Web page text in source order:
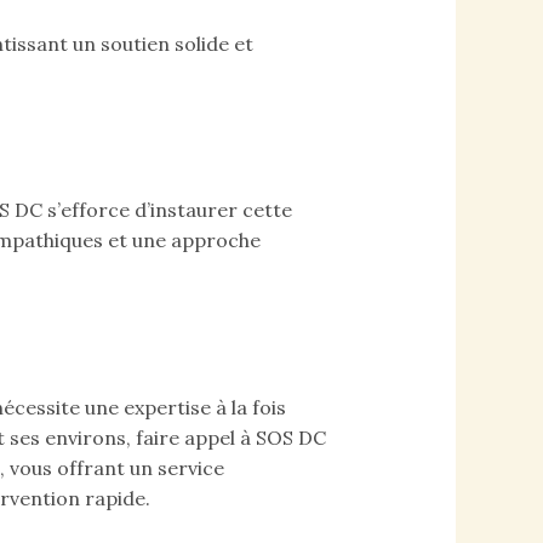
un soutien solide et
DC s’efforce d’instaurer cette
et une approche
une expertise à la fois
environs, faire appel à SOS DC
vous offrant un service
rapide.